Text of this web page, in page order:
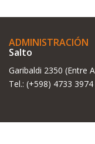
ADMINISTRACIÓN
Salto
Garibaldi 2350 (Entre
Tel.: (+598) 4733 3974